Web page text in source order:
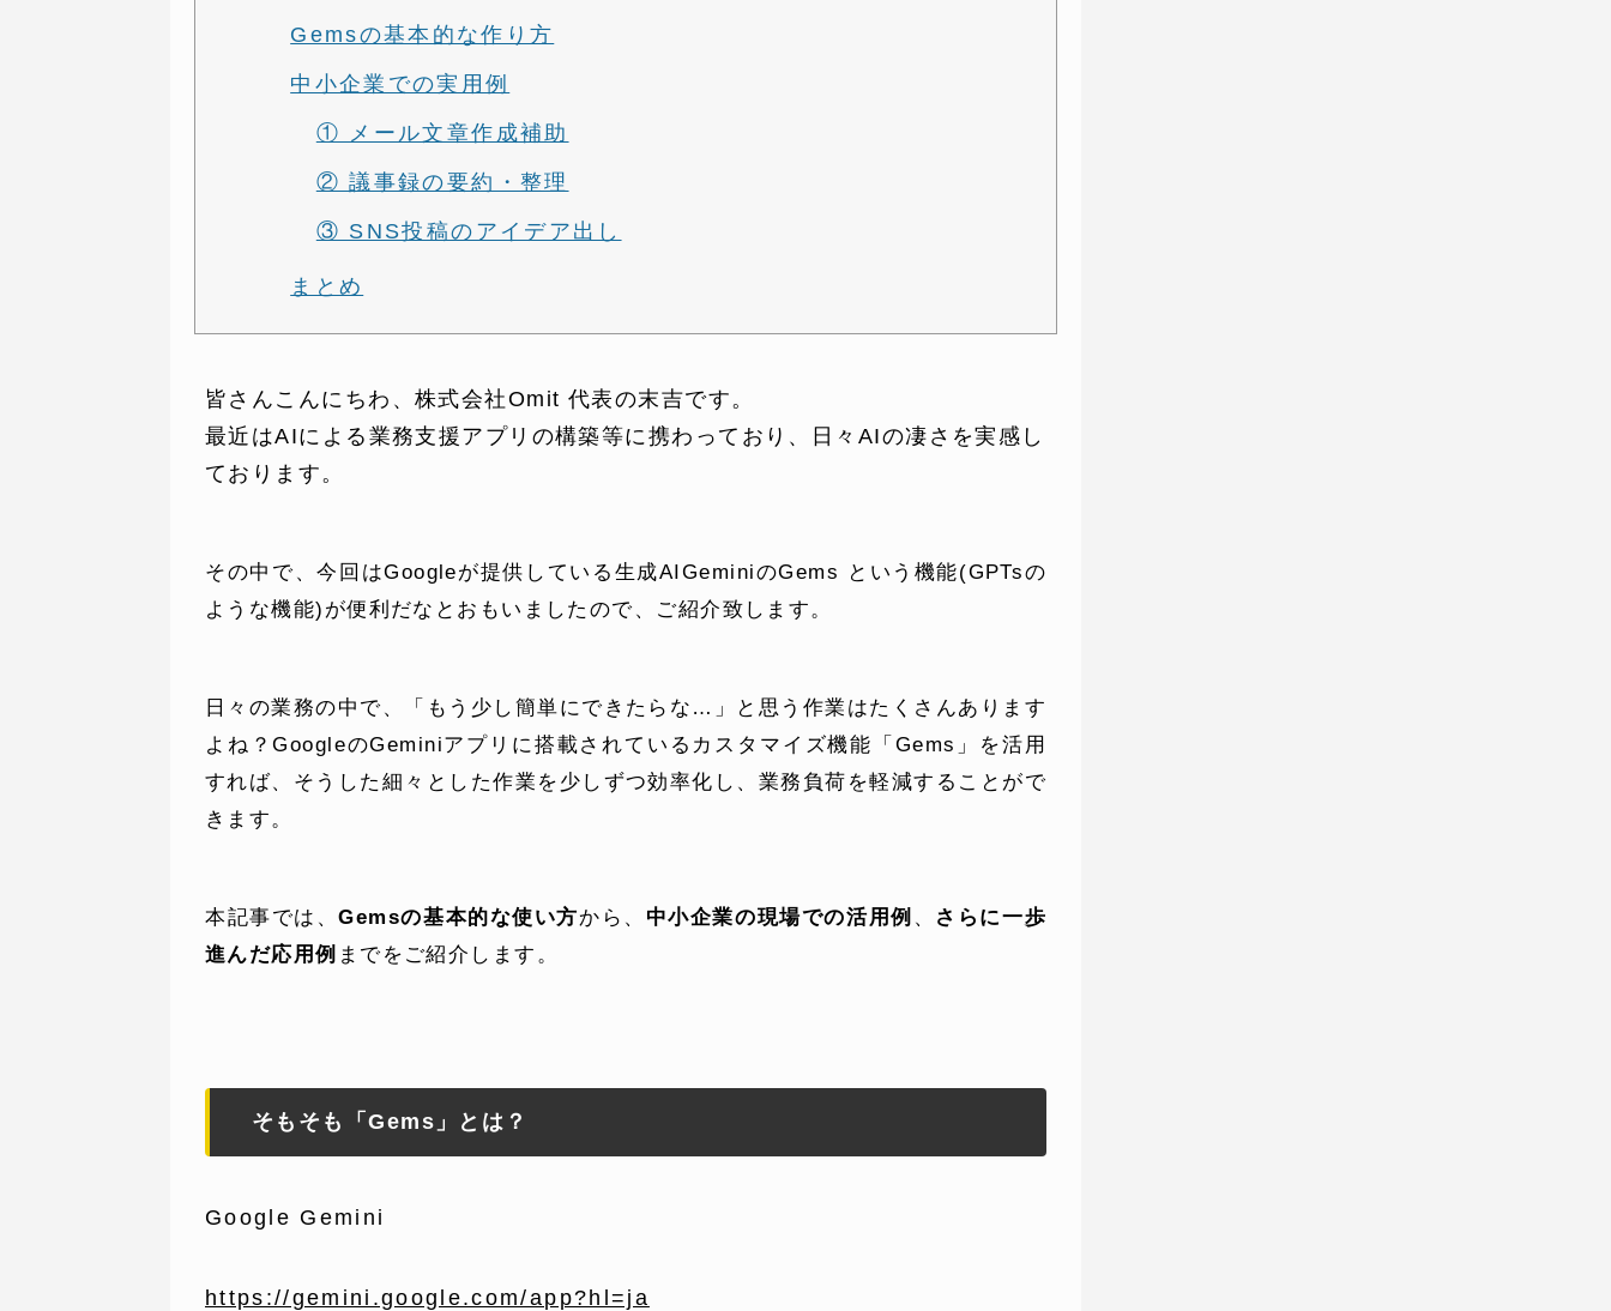
Gemsの基本的な作り方
中小企業での実用例
① メール文章作成補助
② 議事録の要約・整理
③ SNS投稿のアイデア出し
まとめ
皆さんこんにちわ、株式会社Omit 代表の末吉です。
最近はAIによる業務支援アプリの構築等に携わっており、日々AIの凄さを実感し
ております。
その中で、今回はGoogleが提供している生成AIGeminiのGems という機能(GPTsの
ような機能)が便利だなとおもいましたので、ご紹介致します。
日々の業務の中で、「もう少し簡単にできたらな…」と思う作業はたくさんあります
よね？GoogleのGeminiアプリに搭載されているカスタマイズ機能「Gems」を活用
すれば、そうした細々とした作業を少しずつ効率化し、業務負荷を軽減することがで
きます。
本記事では、Gemsの基本的な使い方から、 中小企業の現場での活用例 、 さらに一歩
進んだ応用例 までをご紹介します。
そもそも「Gems」とは？
Google Gemini
https://gemini.google.com/app?hl=ja